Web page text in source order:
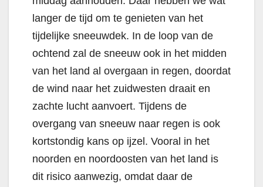
langer de tijd om te genieten van het
tijdelijke sneeuwdek. In de loop van de
ochtend zal de sneeuw ook in het midden
van het land al overgaan in regen, doordat
de wind naar het zuidwesten draait en
zachte lucht aanvoert. Tijdens de
overgang van sneeuw naar regen is ook
kortstondig kans op ijzel. Vooral in het
noorden en noordoosten van het land is
dit risico aanwezig, omdat daar de